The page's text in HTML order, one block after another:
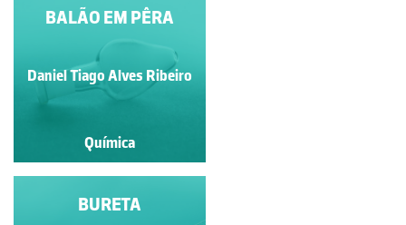
BALÃO DE FUNDO
REDONDO
Daniel Tiago Alves Ribeiro
Química
BALÃO EM PÊRA
Daniel Tiago Alves Ribeiro
Química
BALÃO
BURETA